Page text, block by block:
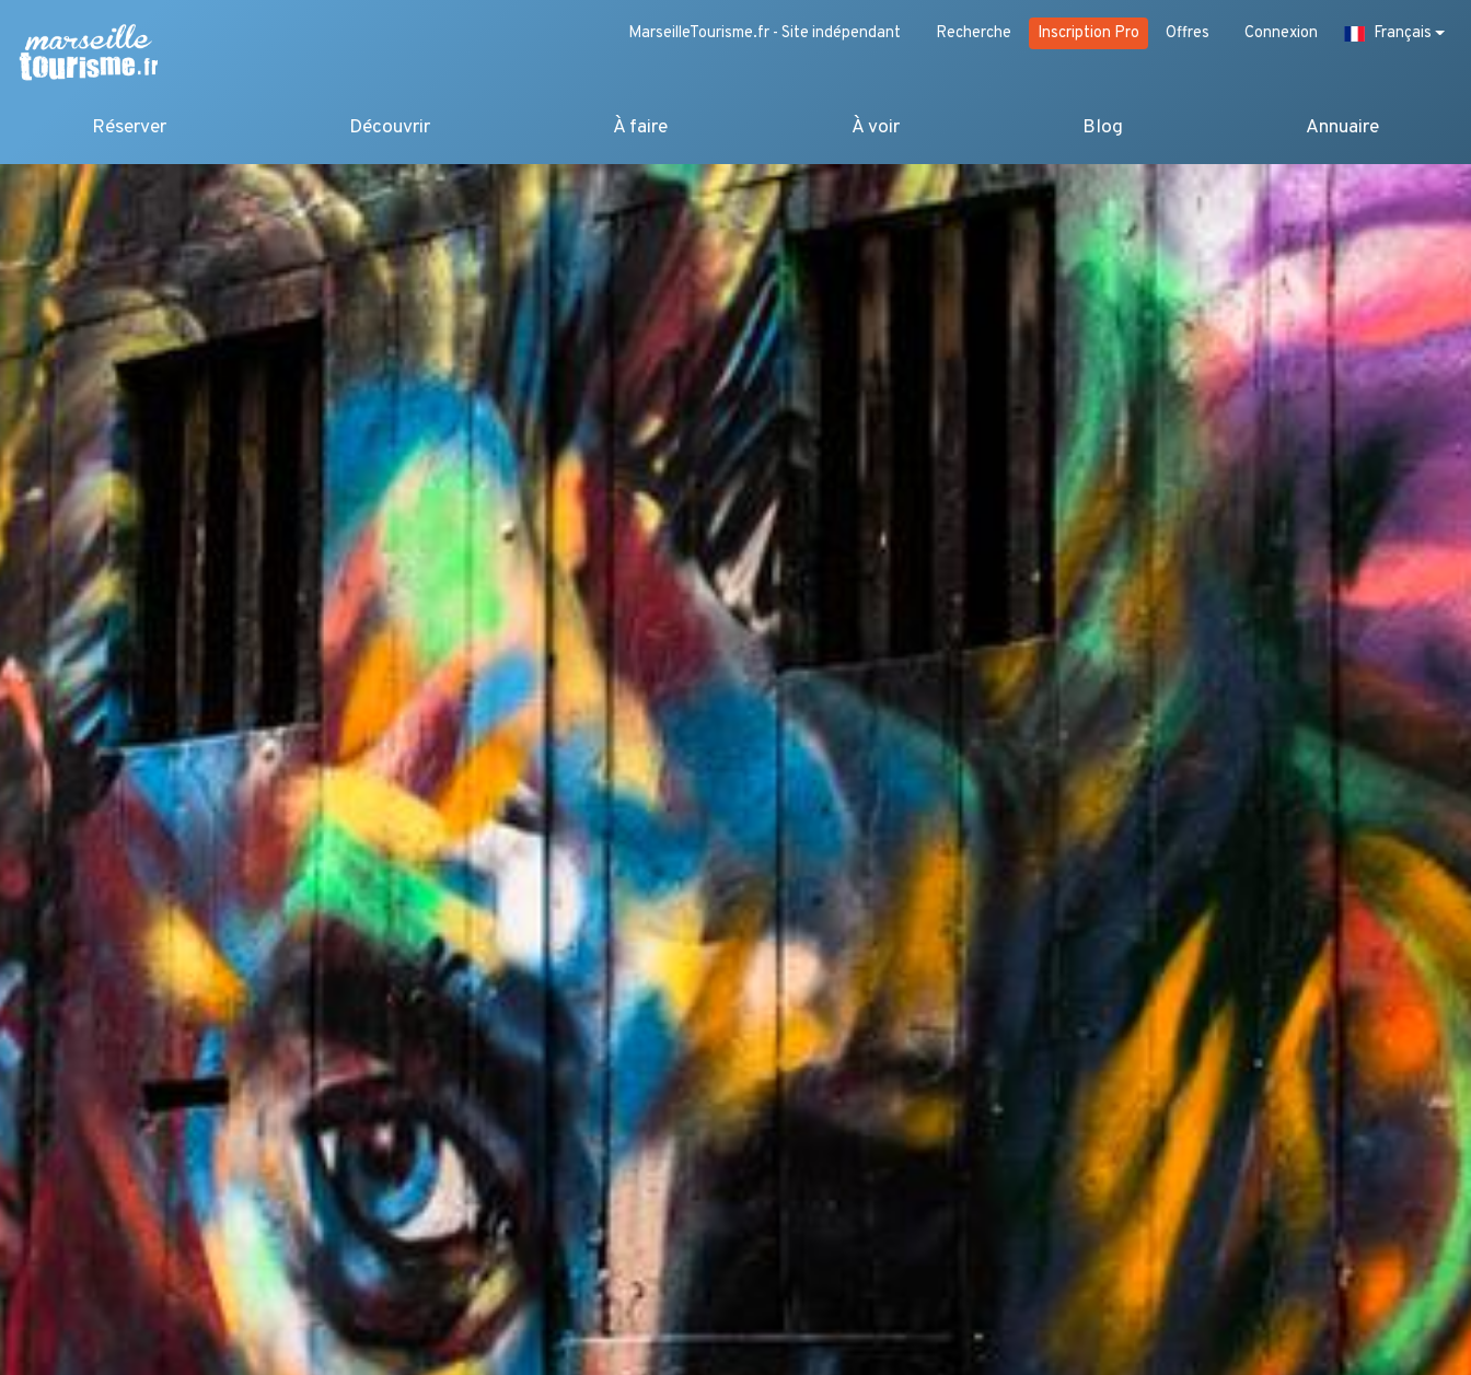
MarseilleTourisme.fr - Site indépendant Recherche Inscription Pro Offres Connexion Français
Réserver Découvrir À faire À voir Blog Annuaire